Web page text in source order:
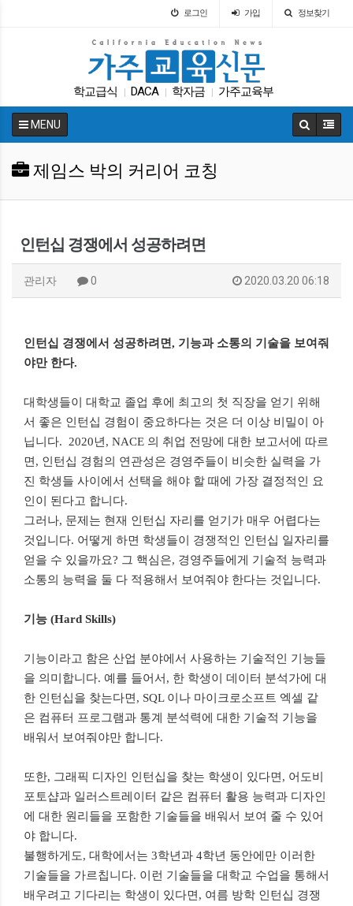
로그인 가입 정보찾기
학교급식 DACA 학자금 가주교육부
| 매그닛 스쿨 교육뉴스 LA교육구 차터스쿨
MENU
제임스 박의 커리어 코칭
인턴십 경쟁에서 성공하려면
관리자 0 2020.03.20 06:18
인턴십 경쟁에서 성공하려면, 기능과 소통의 기술을 보여줘
야만 한다.
대학생들이 대학교 졸업 후에 최고의 첫 직장을 얻기 위해
서 좋은 인턴십 경험이 중요하다는 것은 더 이상 비밀이 아
닙니다. 2020년 , NACE 의 취업 전망에 대한 보고서에 따르
면 , 인턴십 경험의 연관성은 경영주들이 비슷한 실력을 가
진 학생들 사이에서 선택을 해야 할 때에 가장 결정적인 요
인이 된다고 합니다.
그러나, 문제는 현재 인턴십 자리를 얻기가 매우 어렵다는
것입니다. 어떻게 하면 학생들이 경쟁적인 인턴십 일자리를
얻을 수 있을까요? 그 핵심은, 경영주들에게 기술적 능력과
소통의 능력을 둘 다 적용해서 보여줘야 한다는 것입니다.
기능 (Hard Skills)
기능이라고 함은 산업 분야에서 사용하는 기술적인 기능들
을 의미합니다. 예를 들어서 , 한 학생이 데이터 분석가에 대
한 인턴십을 찾는다면 , SQL 이나 마이크로소프트 엑셀 같
은 컴퓨터 프로그램과 통계 분석력에 대한 기술적 기능을
배워서 보여줘야만 합니다.
또한, 그래픽 디자인 인턴십을 찾는 학생이 있다면 , 어도비
포토샵과 일러스트레이터 같은 컴퓨터 활용 능력과 디자인
에 대한 원리들을 포함한 기술들을 배워서 보여 줄 수 있어
야 합니다.
불행하게도, 대학에서는 3학년과 4학년 동안에만 이러한
기술들을 가르칩니다. 이런 기술들을 대학교 수업을 통해서
배우려고 기다리는 학생이 있다면 , 여름 방학 인턴십 경쟁